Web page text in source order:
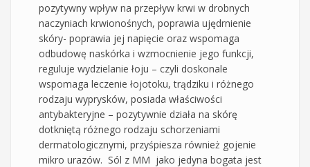
pozytywny wpływ na przepływ krwi w drobnych
naczyniach krwionośnych, poprawia ujędrnienie
skóry- poprawia jej napięcie oraz wspomaga
odbudowę naskórka i wzmocnienie jego funkcji,
reguluje wydzielanie łoju – czyli doskonale
wspomaga leczenie łojotoku, trądziku i różnego
rodzaju wyprysków, posiada właściwości
antybakteryjne – pozytywnie działa na skórę
dotkniętą różnego rodzaju schorzeniami
dermatologicznymi, przyśpiesza również gojenie
mikro urazów. Sól z MM jako jedyna bogata jest